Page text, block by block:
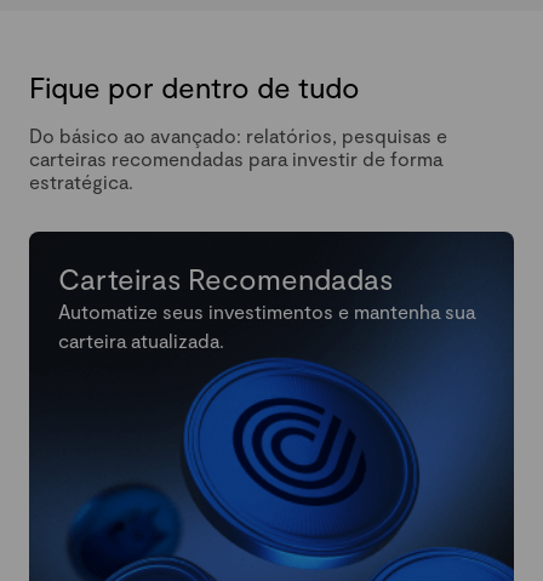
Fique por dentro de tudo
Do básico ao avançado: relatórios, pesquisas e
carteiras recomendadas para investir de forma
estratégica.
Carteiras Recomendadas
Automatize seus investimentos e mantenha sua
carteira atualizada.